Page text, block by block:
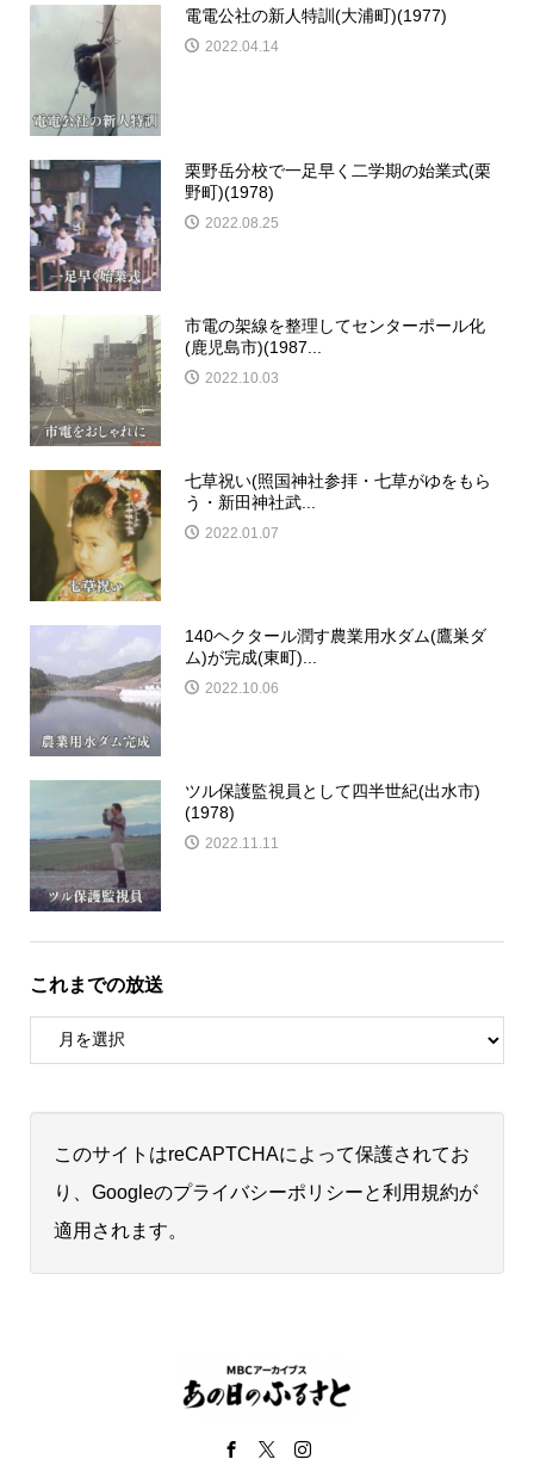
電電公社の新人特訓(大浦町)(1977)
2022.04.14
栗野岳分校で一足早く二学期の始業式(栗
野町)(1978)
2022.08.25
市電の架線を整理してセンターポール化
(鹿児島市)(1987...
2022.10.03
七草祝い(照国神社参拝・七草がゆをもら
う・新田神社武...
2022.01.07
140ヘクタール潤す農業用水ダム(鷹巣ダ
ム)が完成(東町)...
2022.10.06
ツル保護監視員として四半世紀(出水市)
(1978)
2022.11.11
これまでの放送
このサイトはreCAPTCHAによって保護されてお
り、Googleのプライバシーポリシーと利用規約が
適用されます。